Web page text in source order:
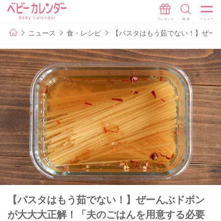
ニュース 食・レシピ 【パスタはもう茹でない！】ぜ
【パスタはもう茹でない！】ぜーんぶドボン
が大大大正解！「夫のごはんを用意する必要